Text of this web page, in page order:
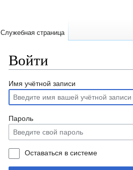
Войти
Перейти
навигации
Перейти
поиску
Имя учётной записи
Пароль
Оставаться в системе
Служебная страница